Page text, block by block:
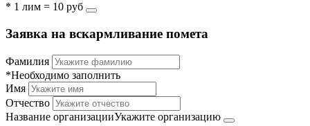
* 1 лим = 10 руб
Заявка на вскармливание помета
Фамилия
*Необходимо заполнить
Имя
Отчество
Название организацииУкажите организацию